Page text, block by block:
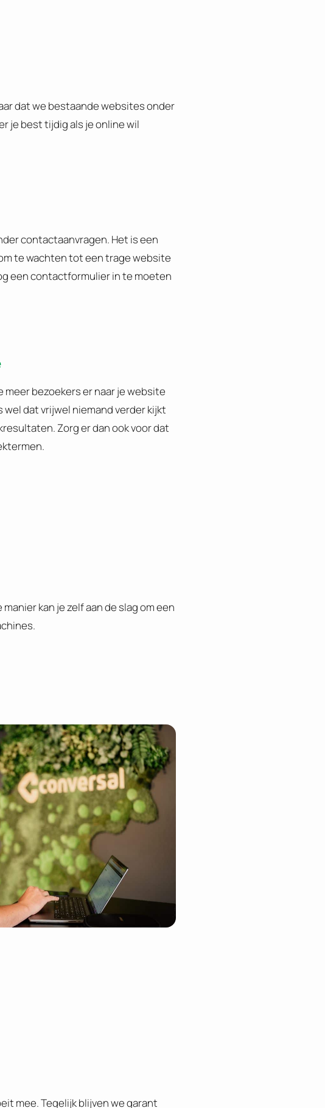
dat we bestaande websites onder
je best tijdig als je online wil
contactaanvragen. Het is een
te wachten tot een trage website
een contactformulier in te moeten
meer bezoekers er naar je website
dat vrijwel niemand verder kijkt
Zorg er dan ook voor dat
kan je zelf aan de slag om een
mee. Tegelijk blijven we garant